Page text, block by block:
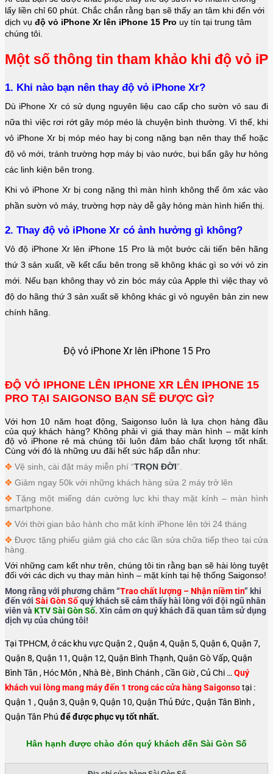
lấy liền chỉ 60 phút. Chắc chắn rằng bạn sẽ thấy an tâm khi đến với
dịch vụ độ vỏ iPhone Xr lên iPhone 15 Pro uy tín tại trung tâm
chúng tôi.
Một số thông tin tham khảo khi độ vỏ
1. Khi nào bạn nên thay độ vỏ iPhone Xr?
Dù iPhone Xr có sử dụng nguyên liệu cao cấp cho sườn vỏ sau đi
nữa thì việc rơi rớt gây móp méo là chuyện bình thường. Vì thế, khi
vỏ iPhone Xr bị móp méo hay bị cong nặng bạn nên thay thế hoặc
độ vỏ mới, tránh trường hợp máy bị vào nước, bụi bẩn gây hư hỏng
các linh kiện bên trong.
Khi vỏ iPhone Xr bị cong nặng thì màn hình không thể ôm xác vào
phần sườn vỏ máy, trường hợp này dễ gây hỏng màn hình hiển thị.
2. Thay độ vỏ iPhone Xr có ảnh hưởng gì không?
Vỏ độ iPhone Xr lên iPhone 15 Pro là một bước cải tiến bên hãng
thứ 3 sản xuất, về kết cấu bên trong sẽ không khác gì so với vỏ zin
mới. Nếu bạn không thay vỏ zin bóc máy của Apple thì việc thay vỏ
độ do hãng thứ 3 sản xuất sẽ không khác gì vỏ nguyên bản zin new
chính hãng.
Độ vỏ iPhone Xr lên iPhone 15 Pro
ĐỘ VỎ IPHONE LÊN IPHONE XR LÊN IPHONE 15
PRO TẠI SAIGONSO BẠN SẼ ĐƯỢC GÌ?
Với hơn 10 năm hoạt động, Saigonso luôn là lựa chọn hàng đầu
của quý khách hàng? Không phải vì giá thay màn hình – mặt kính
độ vỏ iPhone rẻ mà chúng tôi luôn đảm bảo chất lượng tốt nhất.
Cùng với đó là những ưu đãi hết sức hấp dẫn như:
✥ Vệ sinh, cài đặt máy miễn phí “TRỌN ĐỜI”.
✥ Giảm ngay 50k với những khách hàng sửa 2 máy trở lên
✥ Tặng một miếng dán cường lực khi thay mặt kính – màn hình
smartphone.
✥ Với thời gian bảo hành cho mặt kính iPhone lên tới 24 tháng
✥ Được tặng phiếu giảm giá cho các lần sửa chữa tiếp theo tại cửa
hàng.
Với những cam kết như trên, chúng tôi tin rằng bạn sẽ hài lòng tuyệt
đối với các dịch vụ thay màn hình – mặt kính tại hệ thống Saigonso!
Mong rằng với phương châm “Trao chất lượng – Nhận niềm tin” khi
đến với Sài Gòn Sốquý khách sẽ cảm thấy hài lòng với đội ngũ nhân
viên và KTV Sài Gòn Số. Xin cảm ơn quý khách đã quan tâm sử dụng
dịch vụ của chúng tôi!
Tại TPHCM, ở các khu vực Quận 2 , Quận 4, Quận 5, Quận 6, Quận 7,
Quận 8, Quận 11, Quận 12, Quận Bình Thạnh, Quận Gò Vấp, Quận
Bình Tân , Hóc Môn , Nhà Bè , Bình Chánh , Cần Giờ , Củ Chi … Quý
khách vui lòng mang máy đến 1 trong các cửa hàng Saigonsotại :
Quận 1 , Quận 3, Quận 9, Quận 10, Quận Thủ Đức , Quận Tân Bình ,
Quận Tân Phú để được phục vụ tốt nhất.
Hân hạnh được chào đón quý khách đến Sài Gòn Số